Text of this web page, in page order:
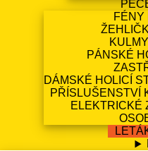
FÉNY
PÁNSKÉ
DÁMSKÉ HOLICÍ
PŘÍSLUŠENSTVÍ
ELEKTRICKÉ